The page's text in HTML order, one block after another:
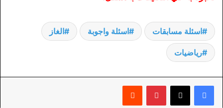
اسئلة مسابقات اسئلة واجوبة الغاز
رياضيات
بينتيريست